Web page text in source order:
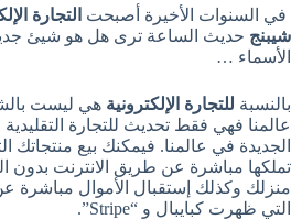
في السنوات الأخيرة أصبحت التجارة
شيبنج حديث الساعة ترى هل هو شيئ
الأسماء …
بالنسبة للتجارة الإلكترونية هي ليست
عالمنا فهي فقط تحديث للتجارة التقليدية
الجديدة في عالمنا. فيمكنك بيع منتجاتك
تملكها مباشرة عن طريق الانترنت بدون
منزلك وكذلك إستقبال الأموال مباشرة
التي ظهرت كبايبال و “Stripe”.